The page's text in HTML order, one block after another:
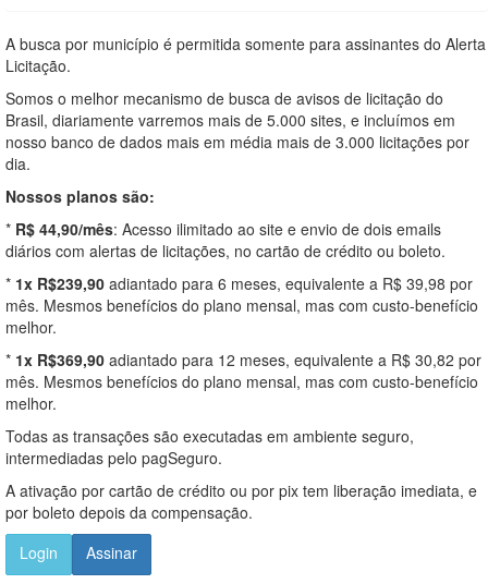
A busca por município é permitida somente para assinantes do Alerta
Licitação.
Somos o melhor mecanismo de busca de avisos de licitação do
Brasil, diariamente varremos mais de 5.000 sites, e incluímos em
nosso banco de dados mais em média mais de 3.000 licitações por
dia.
Nossos planos são:
* R$ 44,90/mês: Acesso ilimitado ao site e envio de dois emails
diários com alertas de licitações, no cartão de crédito ou boleto.
* 1x R$239,90 adiantado para 6 meses, equivalente a R$ 39,98 por
mês. Mesmos benefícios do plano mensal, mas com custo-benefício
melhor.
* 1x R$369,90 adiantado para 12 meses, equivalente a R$ 30,82 por
mês. Mesmos benefícios do plano mensal, mas com custo-benefício
melhor.
Todas as transações são executadas em ambiente seguro,
intermediadas pelo pagSeguro.
A ativação por cartão de crédito ou por pix tem liberação imediata, e
por boleto depois da compensação.
Login
Assinar